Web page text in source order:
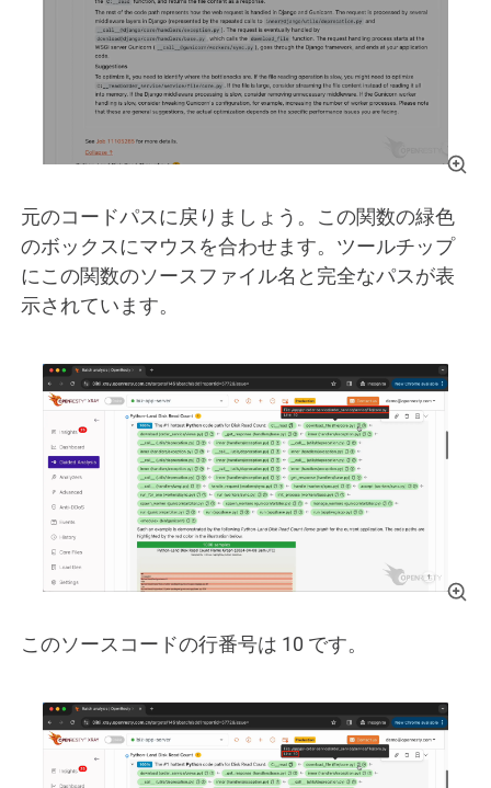
元のコードパスに戻りましょう。この関数の緑色
のボックスにマウスを合わせます。ツールチップ
にこの関数のソースファイル名と完全なパスが表
示されています。
このソースコードの行番号は 10 です。